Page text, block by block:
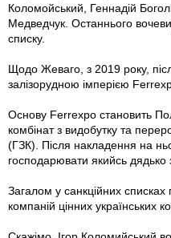
Коломойський, Геннадій
Медведчук. Останнього
списку.
Щодо Жеваго, з 2019 року,
залізорудною імперією
Основу Ferrexpo становить
комбінат з видобутку та
(ГЗК). Після накладення на
господарювати якийсь дядько
Загалом у санкційних списках
компаній цінних українських